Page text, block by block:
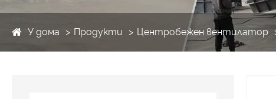
У дома Продукти Центробежен вентилатор